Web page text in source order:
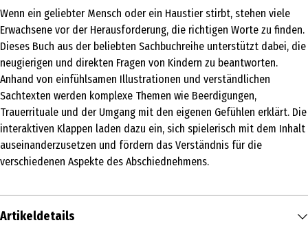
Wenn ein geliebter Mensch oder ein Haustier stirbt, stehen viele
Erwachsene vor der Herausforderung, die richtigen Worte zu finden.
Dieses Buch aus der beliebten Sachbuchreihe unterstützt dabei, die
neugierigen und direkten Fragen von Kindern zu beantworten.
Anhand von einfühlsamen Illustrationen und verständlichen
Sachtexten werden komplexe Themen wie Beerdigungen,
Trauerrituale und der Umgang mit den eigenen Gefühlen erklärt. Die
interaktiven Klappen laden dazu ein, sich spielerisch mit dem Inhalt
auseinanderzusetzen und fördern das Verständnis für die
verschiedenen Aspekte des Abschiednehmens.
Artikeldetails